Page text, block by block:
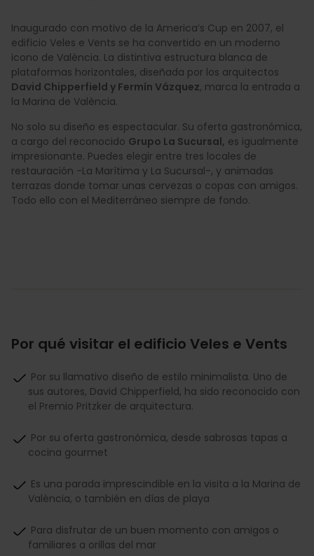
Inaugurado con motivo de la America’s Cup en 2007, el
edificio Veles e Vents se ha convertido en un moderno
icono de València. La distintiva estructura blanca de
plataformas horizontales, diseñada por los arquitectos
David Chipperfield y Fermín Vázquez, marca la entrada a
la Marina de València.
No solo su diseño es espectacular. Su oferta gastronómica,
a cargo del reconocido Grupo La Sucursal, es igualmente
impresionante. Puedes elegir entre tres locales de
restauración -La Marítima y La Sucursal-, y animadas
terrazas donde tomar unas cervezas o copas con amigos.
Todo ello con el Mediterráneo siempre de fondo.
Por qué visitar el edificio Veles e Vents
Por su llamativo diseño de estilo minimalista. Uno de
sus autores, David Chipperfield, ha sido reconocido con
el Premio Pritzker de arquitectura.
Por su oferta gastronómica, desde sabrosas tapas a
cocina gourmet
Es una parada imprescindible en la visita a la Marina de
València, o también en días de playa
Para disfrutar de un buen momento con amigos o
familiares a orillas del mar